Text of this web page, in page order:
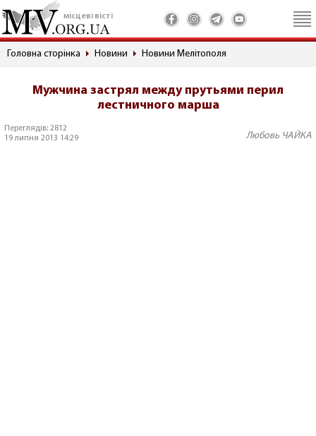
місцеві вісті
Головна сторінка Новини Новини Мелітополя
Мужчина застрял между прутьями перил
лестничного марша
Переглядів: 2812
19 липня 2013 14:29
Любовь ЧАЙКА